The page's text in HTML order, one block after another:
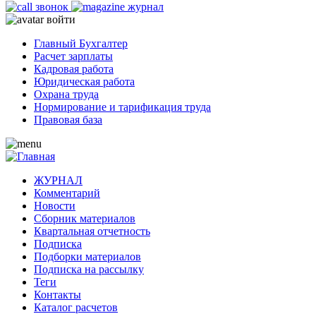
звонок
журнал
войти
Главный Бухгалтер
Расчет зарплаты
Кадровая работа
Юридическая работа
Охрана труда
Нормирование и тарификация труда
Правовая база
ЖУРНАЛ
Комментарий
Новости
Сборник материалов
Квартальная отчетность
Подписка
Подборки материалов
Подписка на рассылку
Теги
Контакты
Каталог расчетов